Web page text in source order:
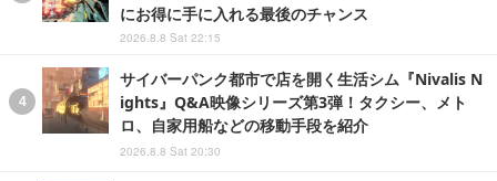
にお得に手に入れる最後のチャンス
2026.8.8 Sat 22:15
サイバーパンク都市で店を開く生活シム『Nivalis N
ights』Q&A映像シリーズ第3弾！タクシー、メト
ロ、自家用船などの移動手段を紹介
2026.8.8 Sat 20:30